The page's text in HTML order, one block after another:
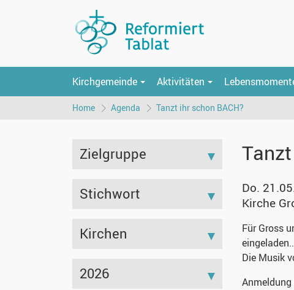
Kirchgemeinde Aktivitäten
Home Agenda Tanzt ihr schon BACH?
Zielgruppe
Stichwort
Kirchen
2026
Do.
Kirche
Für Gross
Die Musik
Anmeldung